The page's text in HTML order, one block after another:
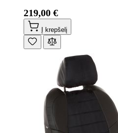
219,00 €
Į krepšelį